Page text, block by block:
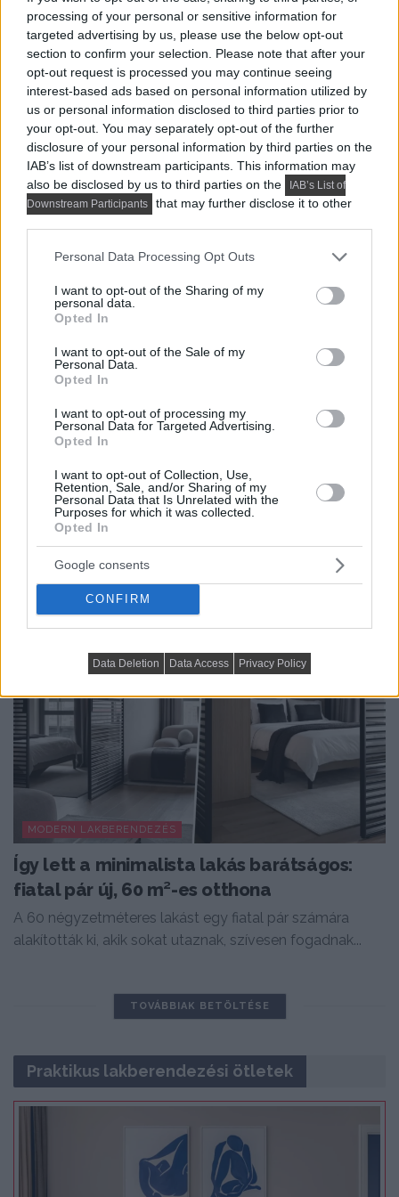
processing of your personal or sensitive information for
targeted advertising by us, please use the below opt-out
section to confirm your selection. Please note that after your
opt-out request is processed you may continue seeing
interest-based ads based on personal information utilized by
us or personal information disclosed to third parties prior to
your opt-out. You may separately opt-out of the further
disclosure of your personal information by third parties on the
IAB’s list of downstream participants. This information may
also be disclosed by us to third parties on the
IAB’s List of
Downstream Participants
that may further disclose it to other
Please note that this website/app uses one or more Google
not limited to your visit or usage behaviour. You may click to
grant or deny consent to Google and its third-party tags to
use your data for below specified purposes in below Google
consent section.
Personal Data Processing Opt Outs
I want to opt-out of the Sharing of my
personal data.
Opted In
I want to opt-out of the Sale of my
Personal Data.
Opted In
I want to opt-out of processing my
Personal Data for Targeted Advertising.
Opted In
I want to opt-out of Collection, Use,
Retention, Sale, and/or Sharing of my
Personal Data that Is Unrelated with the
Purposes for which it was collected.
Opted In
Google consents
CONFIRM
Data Deletion Data Access Privacy Policy
Összeköltöző pár 56 m²-es lakása:
dolgozósarok a szekrényben,
konyhasziget, színes részletek
HÁZAK, ENTERIŐRÖK - INSPIRÁCIÓ KÉPEKBEN
Hivalkodó megoldások nélkül: minőség és
kényelem egy férfi 52 m²-es lakásában
Az 52 négyzetméteres, kétszobás lakás enteriőrje a
„csendes luxus” szemléletét követi: minőségi
anyaghasználat, természetes árnyalatok...
MODERN LAKBERENDEZÉS
Így lett a minimalista lakás barátságos:
fiatal pár új, 60 m²-es otthona
A 60 négyzetméteres lakást egy fiatal pár számára
alakították ki, akik sokat utaznak, szívesen fogadnak...
TOVÁBBIAK BETÖLTÉSE
Praktikus lakberendezési ötletek